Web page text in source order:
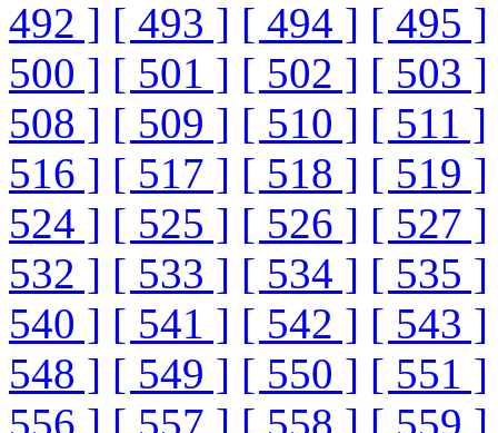
492 ] [ 493 ] [ 494 ] [ 495 ]
500 ] [ 501 ] [ 502 ] [ 503 ]
508 ] [ 509 ] [ 510 ] [ 511 ]
516 ] [ 517 ] [ 518 ] [ 519 ]
524 ] [ 525 ] [ 526 ] [ 527 ]
532 ] [ 533 ] [ 534 ] [ 535 ]
540 ] [ 541 ] [ 542 ] [ 543 ]
548 ] [ 549 ] [ 550 ] [ 551 ]